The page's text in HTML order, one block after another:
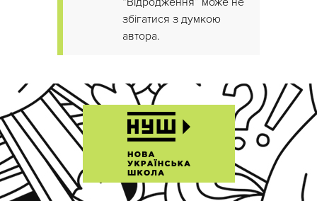
збігатися з думкою
автора.